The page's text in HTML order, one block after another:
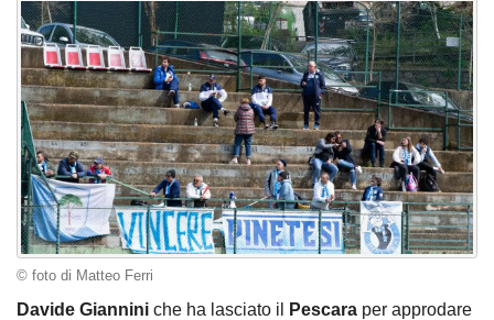
© foto di Matteo Ferri
Davide Giannini che ha lasciato il Pescara per approdare